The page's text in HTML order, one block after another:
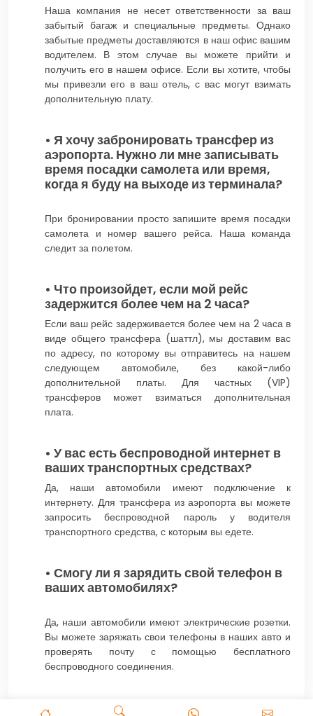
Наша компания не несет ответственности за ваш
забытый багаж и специальные предметы. Однако
забытые предметы доставляются в наш офис вашим
водителем. В этом случае вы можете прийти и
получить его в нашем офисе. Если вы хотите, чтобы
мы привезли его в ваш отель, с вас могут взимать
дополнительную плату.
• Я хочу забронировать трансфер из
аэропорта. Нужно ли мне записывать
время посадки самолета или время,
когда я буду на выходе из терминала?
При бронировании просто запишите время посадки
самолета и номер вашего рейса. Наша команда
следит за полетом.
• Что произойдет, если мой рейс
задержится более чем на 2 часа?
Если ваш рейс задерживается более чем на 2 часа в
виде общего трансфера (шаттл), мы доставим вас
по адресу, по которому вы отправитесь на нашем
следующем автомобиле, без какой-либо
дополнительной платы. Для частных (VIP)
трансферов может взиматься дополнительная
плата.
• У вас есть беспроводной интернет в
ваших транспортных средствах?
Да, наши автомобили имеют подключение к
интернету. Для трансфера из аэропорта вы можете
запросить беспроводной пароль у водителя
транспортного средства, с которым вы едете.
• Смогу ли я зарядить свой телефон в
ваших автомобилях?
Да, наши автомобили имеют электрические розетки.
Вы можете заряжать свои телефоны в наших авто и
проверять почту с помощью бесплатного
беспроводного соединения.